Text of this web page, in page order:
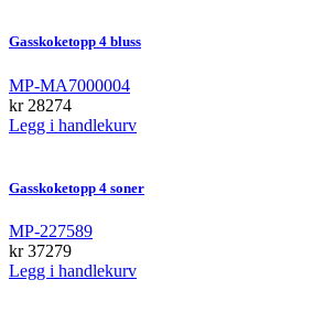
Gasskoketopp 4 bluss
MP-MA7000004
kr28274
Legg i handlekurv
Gasskoketopp 4 soner
MP-227589
kr37279
Legg i handlekurv